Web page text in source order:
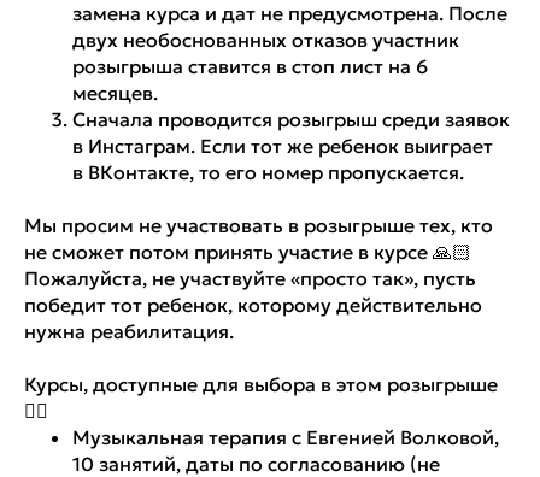
замена курса и дат не предусмотрена. После
двух необоснованных отказов участник
розыгрыша ставится в стоп лист на 6
месяцев.
Сначала проводится розыгрыш среди заявок
в Инстаграм. Если тот же ребенок выиграет
в ВКонтакте, то его номер пропускается.
Мы просим не участвовать в розыгрыше тех, кто
не сможет потом принять участие в курсе 🙏🏻
Пожалуйста, не участвуйте «просто так», пусть
победит тот ребенок, которому действительно
нужна реабилитация.
Курсы, доступные для выбора в этом розыгрыше
👇🏼
Музыкальная терапия с Евгенией Волковой,
10 занятий, даты по согласованию (не